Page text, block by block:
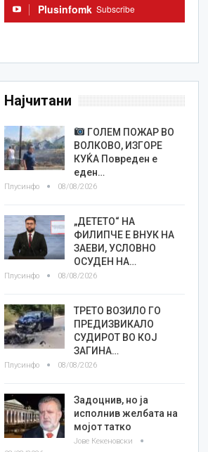
Plusinfomk Subscribe
Најчитани
ГОЛЕМ ПОЖАР ВО
ВОЛКОВО, ИЗГОРЕ
КУЌА Повреден е
еден…
Плусинфо 08/08/2026
„ДЕТЕТО“ НА
ФИЛИПЧЕ Е ВНУК НА
ЗАЕВИ, УСЛОВНО
ОСУДЕН НА…
Плусинфо 08/08/2026
ТРЕТО ВОЗИЛО ГО
ПРЕДИЗВИКАЛО
СУДИРОТ ВО КОЈ
ЗАГИНА…
Плусинфо 08/08/2026
Задоцнив, но ја
исполнив желбата на
мојот татко
Јове Кекеновски